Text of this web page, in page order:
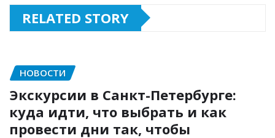
RELATED STORY
НОВОСТИ
Экскурсии в Санкт-Петербурге:
куда идти, что выбрать и как
провести дни так, чтобы